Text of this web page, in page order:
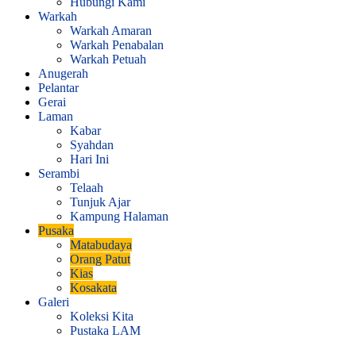
Warkah
Warkah Amaran
Warkah Penabalan
Warkah Petuah
Anugerah
Pelantar
Gerai
Laman
Kabar
Syahdan
Hari Ini
Serambi
Telaah
Tunjuk Ajar
Kampung Halaman
Pusaka
Matabudaya
Orang Patut
Kias
Kosakata
Galeri
Koleksi Kita
Pustaka LAM